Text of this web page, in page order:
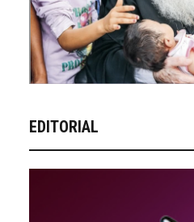
EDITORIAL